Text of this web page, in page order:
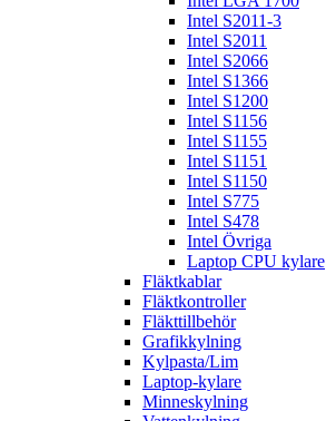
Intel S2011-3
Intel S2011
Intel S2066
Intel S1366
Intel S1200
Intel S1156
Intel S1155
Intel S1151
Intel S1150
Intel S775
Intel S478
Intel Övriga
Laptop CPU kylare
Fläktkablar
Fläktkontroller
Fläkttillbehör
Grafikkylning
Kylpasta/Lim
Laptop-kylare
Minneskylning